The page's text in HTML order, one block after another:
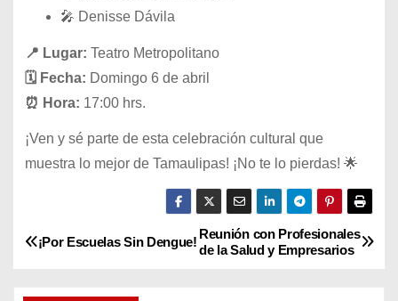
🎤 Denisse Dávila
📍 Lugar: Teatro Metropolitano
🗓️ Fecha: Domingo 6 de abril
⏰ Hora: 17:00 hrs.
¡Ven y sé parte de esta celebración cultural que
muestra lo mejor de Tamaulipas! ¡No te lo pierdas! 🌟
N
Reunión con Profesionales
de la Salud y Empresarios
¡Por Escuelas Sin Dengue!